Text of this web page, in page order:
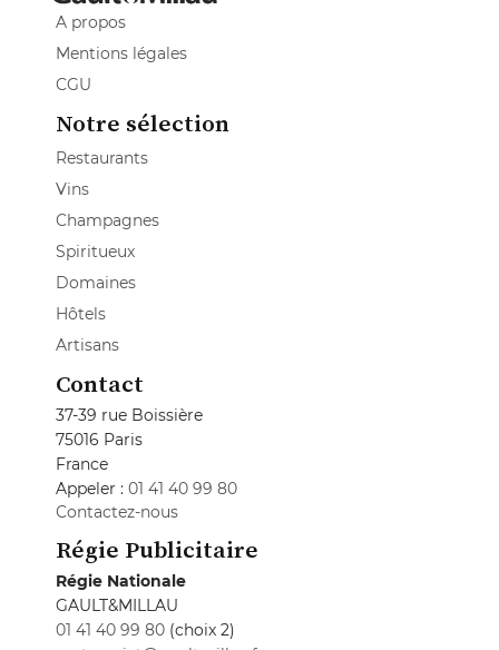
A propos
Mentions légales
CGU
Notre sélection
Restaurants
Vins
Champagnes
Spiritueux
Domaines
Hôtels
Artisans
Contact
37-39 rue Boissière
75016 Paris
France
Appeler : 01 41 40 99 80
Contactez-nous
Régie Publicitaire
Régie Nationale
GAULT&MILLAU
01 41 40 99 80 (choix 2)